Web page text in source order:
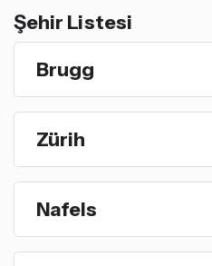
Şehir Listesi
Brugg
Zürih
Nafels